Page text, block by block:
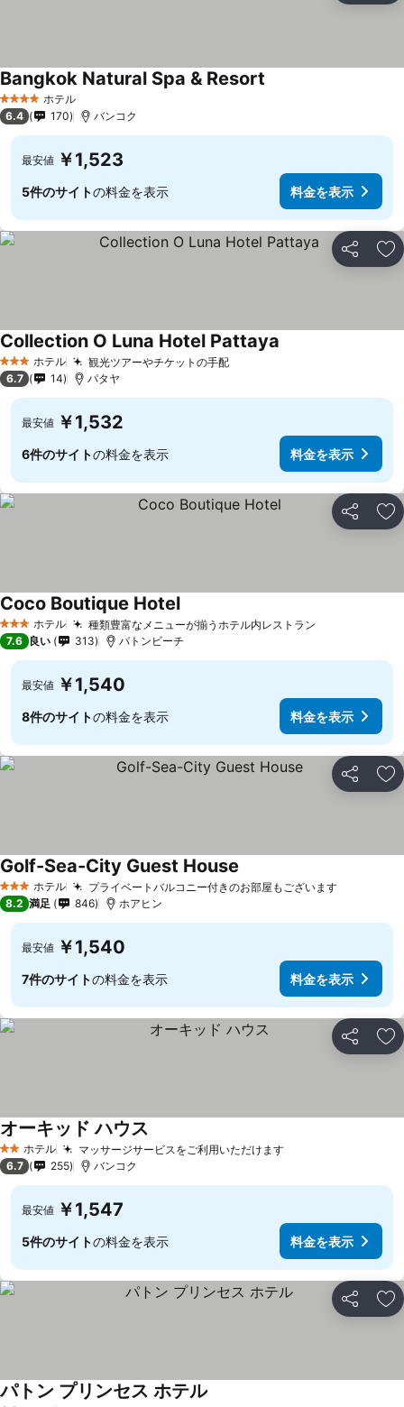
4 ホテルのランク
ホテル
Bangkok Natural Spa & Resort
6.4 170 バンコク
最安値 ￥1,523
5件のサイトの料金を表示 料金を表示
シェア お
3 ホテルのランク
ホテル 観光ツアーやチケットの手配料金を表示
Collection O Luna Hotel Pattaya
6.7 14 パタヤ
最安値 ￥1,532
6件のサイトの料金を表示 料金を表示
シェア お
3 ホテルのランク
ホテル 種類豊富なメニューが揃うホテル内レストラン
Coco Boutique Hotel料金を表示
7.6 良い 313 パトンビーチ
最安値 ￥1,540
8件のサイトの料金を表示 料金を表示
シェア お
3 ホテルのランク
ホテル プライベートバルコニー付きのお部屋もございます料金を表
Golf-Sea-City Guest House
8.2 満足 846 ホアヒン
最安値 ￥1,540
7件のサイトの料金を表示 料金を表示
シェア お
2 ホテルのランク
ホテル マッサージサービスをご利用いただけます料金を表示
オーキッド ハウス
6.7 255 バンコク
最安値 ￥1,547
5件のサイトの料金を表示 料金を表示
シェア お
パトン プリンセス ホテル